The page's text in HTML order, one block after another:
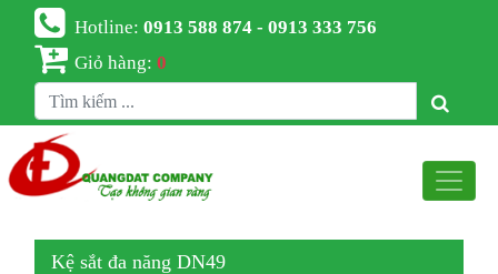
Hotline:0913 588 874 - 0913 333 756
Giỏ hàng:0
Kệ sắt đa năng DN49